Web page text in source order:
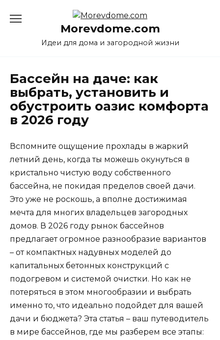
Morevdome.com
Идеи для дома и загородной жизни
Бассейн на даче: как
выбрать, установить и
обустроить оазис комфорта
в 2026 году
Вспомните ощущение прохлады в жаркий
летний день, когда ты можешь окунуться в
кристально чистую воду собственного
бассейна, не покидая пределов своей дачи.
Это уже не роскошь, а вполне достижимая
мечта для многих владельцев загородных
домов. В 2026 году рынок бассейнов
предлагает огромное разнообразие вариантов
– от компактных надувных моделей до
капитальных бетонных конструкций с
подогревом и системой очистки. Но как не
потеряться в этом многообразии и выбрать
именно то, что идеально подойдет для вашей
дачи и бюджета? Эта статья – ваш путеводитель
в мире бассейнов, где мы разберем все этапы: